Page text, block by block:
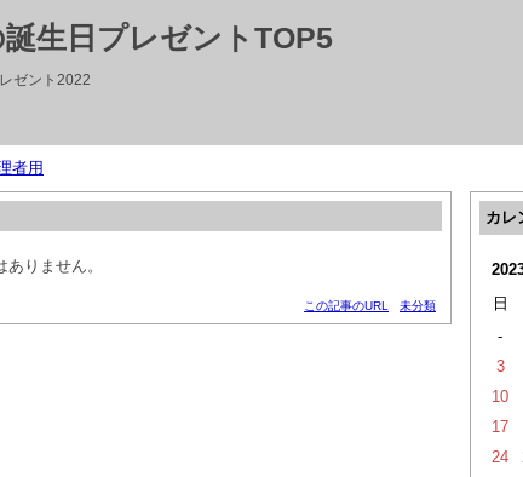
生日プレゼントTOP5
ゼント2022
者用
りません。
この記事のURL 未分類
カレ
日
-
3
10
17
24